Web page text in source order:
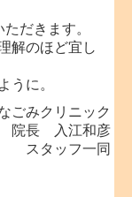
だきます。
解のほど宜し
うに。
ごみクリニック
院長 入江和彦
スタッフ一同